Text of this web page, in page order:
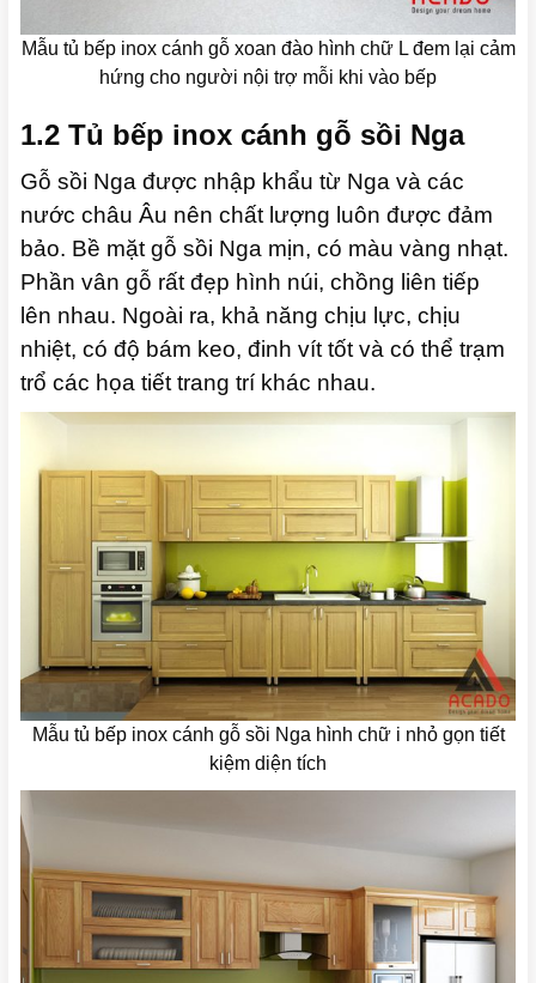
Mẫu tủ bếp inox cánh gỗ xoan đào hình chữ L đem lại cảm
hứng cho người nội trợ mỗi khi vào bếp
1.2 Tủ bếp inox cánh gỗ sồi Nga
Gỗ sồi Nga được nhập khẩu từ Nga và các
nước châu Âu nên chất lượng luôn được đảm
bảo. Bề mặt gỗ sồi Nga mịn, có màu vàng nhạt.
Phần vân gỗ rất đẹp hình núi, chồng liên tiếp
lên nhau. Ngoài ra, khả năng chịu lực, chịu
nhiệt, có độ bám keo, đinh vít tốt và có thể trạm
trổ các họa tiết trang trí khác nhau.
Mẫu tủ bếp inox cánh gỗ sồi Nga hình chữ i nhỏ gọn tiết
kiệm diện tích